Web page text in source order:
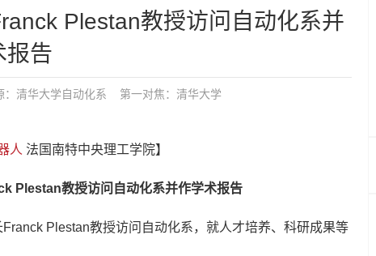
Plestan教授访问自动化系并
报告
清华大学自动化系 第一对焦： 清华大学
人 法国南特中央理工学院】
教授访问自动化系并作学术报告
Plestan教授访问自动化系，就人才培养、科研成果等